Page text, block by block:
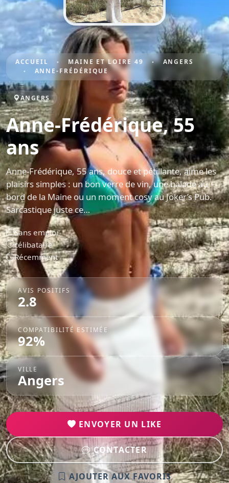
ACCUEIL MAINE ET LOIRE 49
ANGERS
ANNE-FRÉDÉRIQUE
ANGERS
Anne-Frédérique, 55
ans
Anne-Frédérique, 55 ans, douce et pétillante, aime les
plaisirs simples : un bon verre de vin, une balade au
bord de la Maine ou un moment cosy au Joker’s Pub.
Sarcastique juste ce…
Sans emploi
célibataire
Récemment
AVIS POSITIFS
2.8
COMPATIBILITÉ ESTIMÉE
92%
VILLE
Angers
ENVOYER UN LIKE
CONTACTER
AJOUTER AUX FAVORIS